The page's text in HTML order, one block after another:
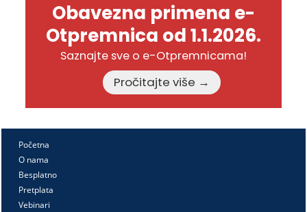
Obavezna primena e-
Otpremnica od 1.1.2026.
Saznajte sve o e-Otpremnicama!
Pročitajte više →
Početna
O nama
Besplatno
Pretplata
Vebinari